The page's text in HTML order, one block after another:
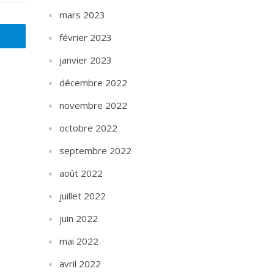
mars 2023
février 2023
janvier 2023
décembre 2022
novembre 2022
octobre 2022
septembre 2022
août 2022
juillet 2022
juin 2022
mai 2022
avril 2022